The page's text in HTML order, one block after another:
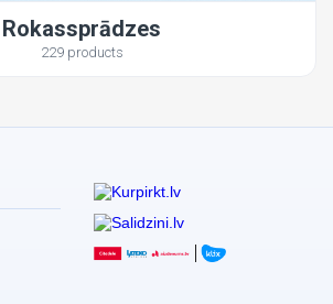
Rokassprādzes
229 products